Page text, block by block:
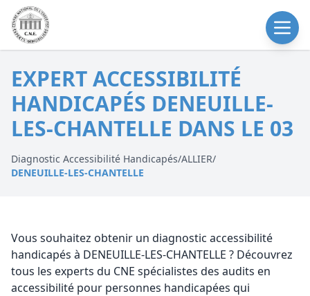
EXPERT ACCESSIBILITÉ
HANDICAPÉS DENEUILLE-
LES-CHANTELLE DANS LE 03
Diagnostic Accessibilité Handicapés/ALLIER/
DENEUILLE-LES-CHANTELLE
Vous souhaitez obtenir un diagnostic accessibilité
handicapés à DENEUILLE-LES-CHANTELLE ? Découvrez
tous les experts du CNE spécialistes des audits en
accessibilité pour personnes handicapées qui